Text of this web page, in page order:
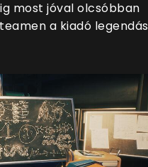
most jóval olcsóbban
a kiadó legendás